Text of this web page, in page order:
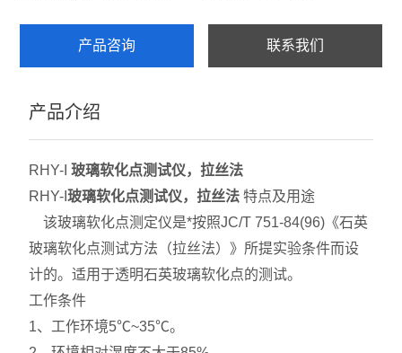
产品咨询 联系我们
产品介绍
RHY-I玻璃软化点测试仪，拉丝法
RHY-I玻璃软化点测试仪，拉丝法 特点及用途
该玻璃软化点测定仪是*按照JC/T 751-84(96)《石英
玻璃软化点测试方法（拉丝法）》所提实验条件而设
计的。适用于透明石英玻璃软化点的测试。
工作条件
1、工作环境5℃~35℃。